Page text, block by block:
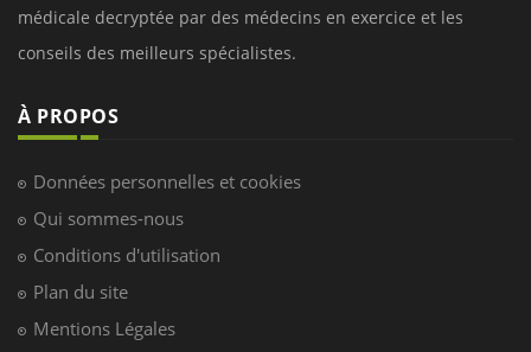
médicale decryptée par des médecins en exercice et les
conseils des meilleurs spécialistes.
À PROPOS
Données personnelles et cookies
Qui sommes-nous
Conditions d'utilisation
Plan du site
Mentions Légales